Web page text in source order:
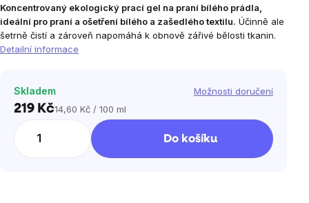
Koncentrovaný ekologický prací gel na praní bílého prádla
ideální pro praní a ošetření bílého a zašedlého textilu. Účinně ale
šetrně čistí a zároveň napomáhá k obnově zářivé bělosti tkanin.
Detailní informace
Skladem Možnosti doručení
219 KčMěrná
14,60 Kč / 100 ml
Do košíku